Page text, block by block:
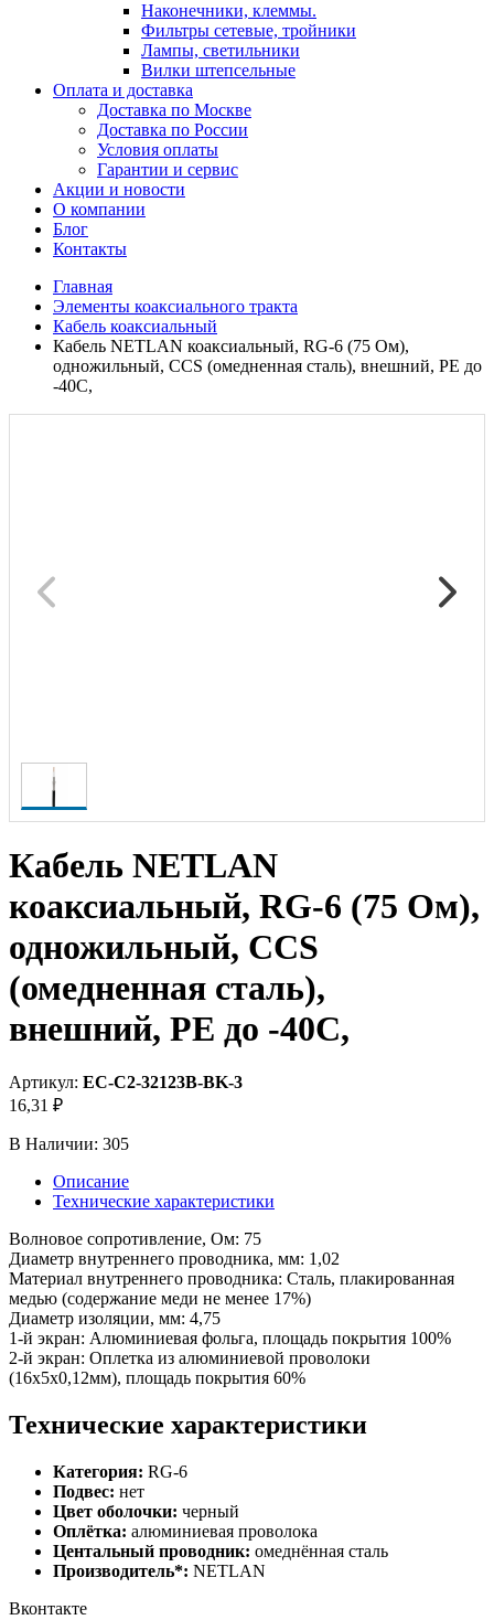
Наконечники, клеммы.
Фильтры сетевые, тройники
Лампы, светильники
Вилки штепсельные
Оплата и доставка
Доставка по Москве
Доставка по России
Условия оплаты
Гарантии и сервис
Акции и новости
О компании
Блог
Контакты
Главная
Элементы коаксиального тракта
Кабель коаксиальный
Кабель NETLAN коаксиальный, RG-6 (75 Ом),
одножильный, CCS (омедненная сталь), внешний, PE до
-40C,
Кабель NETLAN
коаксиальный, RG-6 (75 Ом),
одножильный, CCS
(омедненная сталь),
внешний, PE до -40C,
Артикул: EC-C2-32123B-BK-3
16,31 ₽
В Наличии: 305
Описание
Технические характеристики
Волновое сопротивление, Ом: 75
Диаметр внутреннего проводника, мм: 1,02
Материал внутреннего проводника: Сталь, плакированная
медью (содержание меди не менее 17%)
Диаметр изоляции, мм: 4,75
1-й экран: Алюминиевая фольга, площадь покрытия 100%
2-й экран: Оплетка из алюминиевой проволоки
(16x5х0,12мм), площадь покрытия 60%
Технические характеристики
Категория: RG-6
Подвес: нет
Цвет оболочки: черный
Оплётка: алюминиевая проволока
Центальный проводник: омеднённая сталь
Производитель*: NETLAN
Вконтакте